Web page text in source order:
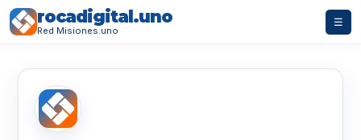
rocadigital.uno
Red Misiones.uno
☰